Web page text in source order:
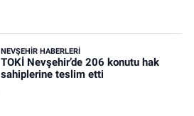
NEVŞEHIR HABERLERI
TOKİ Nevşehir’de 206 konutu hak
sahiplerine teslim etti